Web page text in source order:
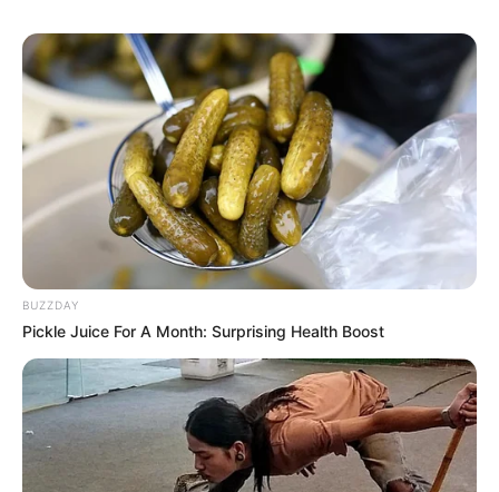
BUZZDAY
Pickle Juice For A Month: Surprising Health Boost